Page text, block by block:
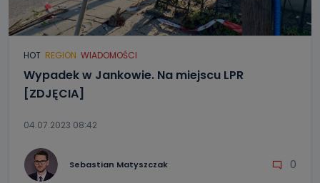
HOT REGION WIADOMOŚCI
Wypadek w Jankowie. Na miejscu LPR
[ZDJĘCIA]
04.07.2023 08:42
Sebastian Matyszczak 0